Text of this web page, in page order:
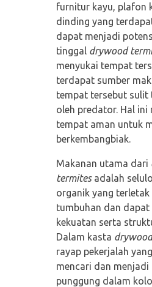
furnitur kayu, plafon
dinding yang
dapat menjadi
tinggal drywood
menyukai tempat
terdapat sumber
tempat tersebut sulit
oleh predator. Hal ini
tempat aman untuk
berkembangbiak.
Makanan utama dari
termitesadalah
organik yang
tumbuhan dan dapat
kekuatan serta
Dalam kasta
rayap pekerjalah
mencari dan menjadi
punggung dalam